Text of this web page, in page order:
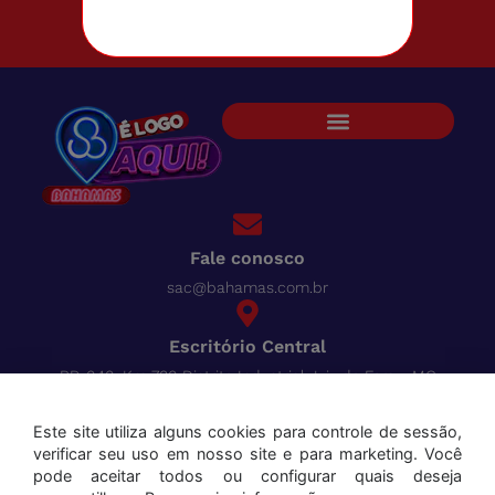
Fale conosco
sac@bahamas.com.br
Escritório Central
BR-040, Km 780 Distrito Industrial Juiz de Fora - MG
Aceitamos os seguintes cartões:
Este site utiliza alguns cookies para controle de sessão,
verificar seu uso em nosso site e para marketing. Você
pode aceitar todos ou configurar quais deseja